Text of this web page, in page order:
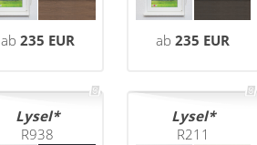
ab 235 EUR ab235 EUR
Lysel
R938
Lysel
R211